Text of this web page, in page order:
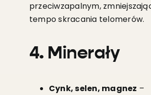
przeciwzapalnym,
tempo skracania telomerów.
4. Minerały
Cynk, selen, magnez –